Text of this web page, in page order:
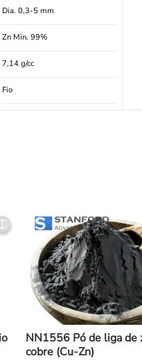
Dia. 0,3-5 mm
Zn Min. 99%
7,14 g/cc
Fio
NN1556 Pó de liga de
cobre (Cu-Zn)